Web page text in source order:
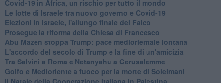
Covid-19 in Africa, un rischio per tutto il mondo
Le lotte di Israele tra nuovo governo e Covid-19
Elezioni in Israele, l'allungo finale del Falco
Prosegue la riforma della Chiesa di Francesco
Abu Mazen stoppa Trump: pace mediorientale lontana
L'accordo del secolo di Trump e la fine di un'amicizia
Tra Salvini a Roma e Netanyahu a Gerusalemme
Golfo e Medioriente a fuoco per la morte di Soleimani
Il Natale della Cooperazione italiana in Palestina